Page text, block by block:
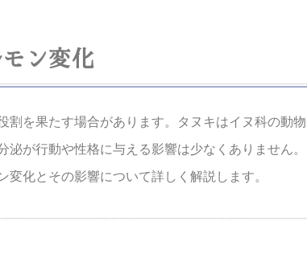
ン変化
割を果たす場合があります。タヌキはイヌ科の動物
が行動や性格に与える影響は少なくありません。
化とその影響について詳しく解説します。